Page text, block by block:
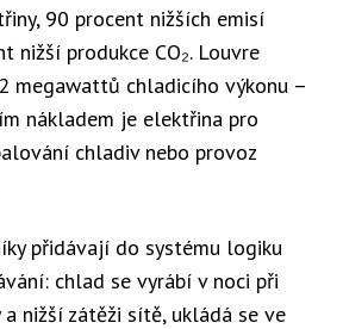
90 procent nižších emisí
nižší produkce CO₂. Louvre
megawattů chladicího výkonu –
nákladem je elektřina pro
chladiv nebo provoz
přidávají do systému logiku
chlad se vyrábí v noci při
nižší zátěži sítě, ukládá se ve